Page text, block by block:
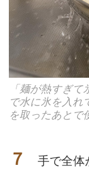
「麺が熱すぎ
で水に氷を入れ
を取ったあとで
７
手で全体